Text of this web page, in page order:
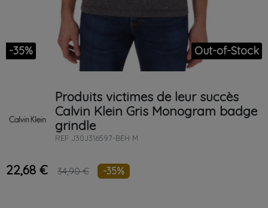
-35% Out-of-Stock
Produits victimes de leur succès
Calvin Klein Gris Monogram badge
grindle
REF J30J316597-BEH M
22,68 € 34,90 € -35%